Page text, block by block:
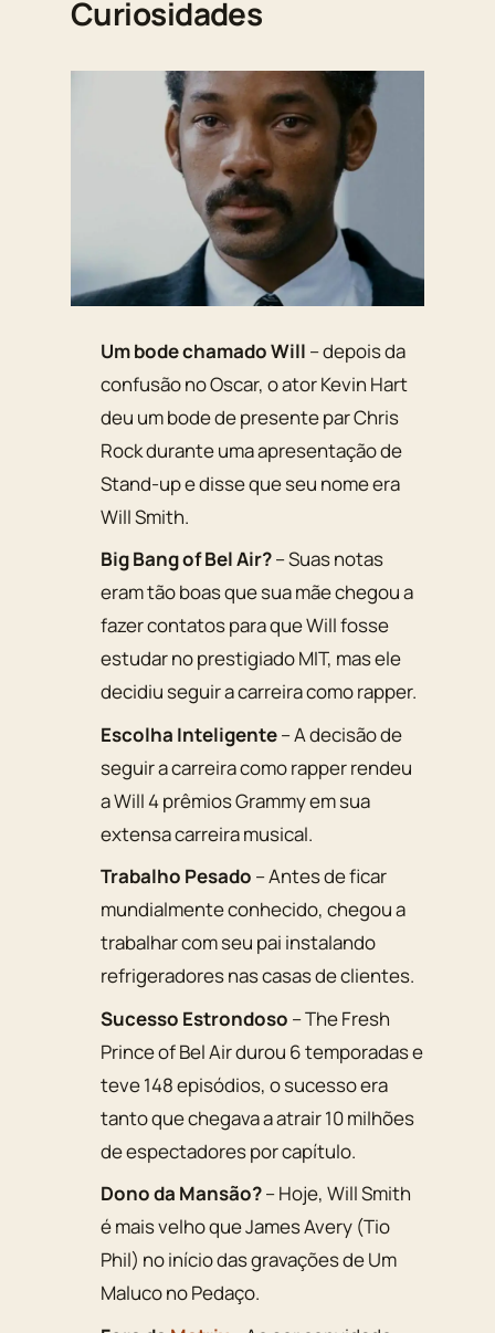
Curiosidades
Um bode chamado Will – depois da
confusão no Oscar, o ator Kevin Hart
deu um bode de presente par Chris
Rock durante uma apresentação de
Stand-up e disse que seu nome era
Will Smith.
Big Bang of Bel Air?– Suas notas
eram tão boas que sua mãe chegou a
fazer contatos para que Will fosse
estudar no prestigiado MIT, mas ele
decidiu seguir a carreira como rapper.
Escolha Inteligente– A decisão de
seguir a carreira como rapper rendeu
a Will 4 prêmios Grammy em sua
extensa carreira musical.
Trabalho Pesado – Antes de ficar
mundialmente conhecido, chegou a
trabalhar com seu pai instalando
refrigeradores nas casas de clientes.
Sucesso Estrondoso – The Fresh
Prince of Bel Air durou 6 temporadas e
teve 148 episódios, o sucesso era
tanto que chegava a atrair 10 milhões
de espectadores por capítulo.
Dono da Mansão?– Hoje, Will Smith
é mais velho que James Avery (Tio
Phil) no início das gravações de Um
Maluco no Pedaço.